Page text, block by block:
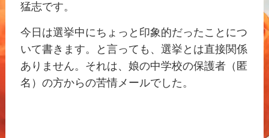
猛志です。
今日は選挙中にちょっと印象的だったことにつ
いて書きます。と言っても、選挙とは直接関係
ありません。それは、娘の中学校の保護者（匿
名）の方からの苦情メールでした。